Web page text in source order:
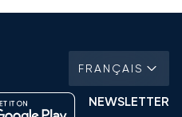
FRANÇAIS
NEWSLETTER